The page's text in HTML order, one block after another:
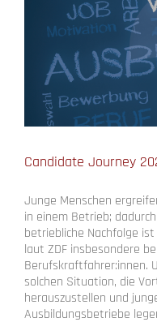
Candidate Journey
Junge Menschen
in einem Betrieb;
betriebliche Nachfolge
laut ZDF insbesondere
Berufskraftfahrer:innen.
solchen Situation, die
herauszustellen und
Ausbildungsbetriebe